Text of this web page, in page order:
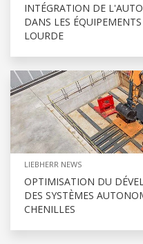
INTÉGRATION DE
DANS LES
LOURDE
LIEBHERR NEWS
OPTIMISATION DU
DES SYSTÈMES
CHENILLES